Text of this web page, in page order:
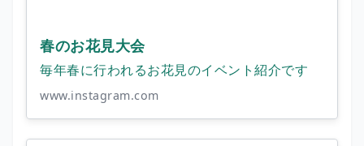
春のお花見大会
毎年春に行われるお花見のイベント紹介です
www.instagram.com